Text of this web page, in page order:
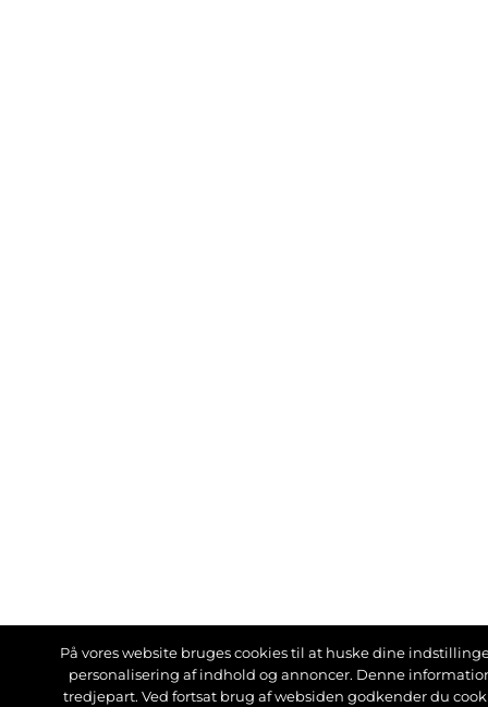
På vores website bruges cookies til at huske dine
personalisering af indhold og annoncer. Denne
tredjepart. Ved fortsat brug af websiden godkender du